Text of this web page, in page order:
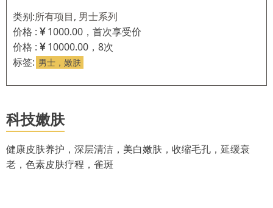
类别:所有项目, 男士系列
价格 :
1000.00，首次享受价
价格 :
10000.00，8次
标签: 男士，嫩肤
科技嫩肤
健康皮肤养护，深层清洁，美白嫩肤，收缩毛孔，延缓衰
老，色素皮肤疗程，雀斑